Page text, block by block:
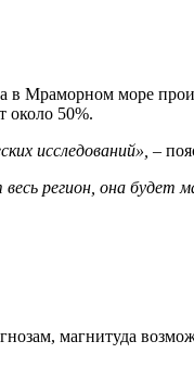
в Мраморном море
около 50%.
исследований», –
регион, она будет
магнитуда